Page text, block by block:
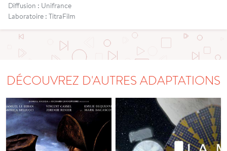
Diffusion : Unifrance
Laboratoire : TitraFilm
DÉCOUVREZ D'AUTRES ADAPTATIONS